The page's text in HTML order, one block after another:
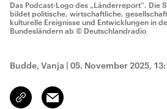
Das Podcast-Logo des „Länderreport“. Die
bildet politische, wirtschaftliche,
kulturelle Ereignisse und Entwicklungen in
Bundesländern ab © Deutschlandradio
Budde, Vanja | 05. November 2025,
Link
kopieren/teilen
Email